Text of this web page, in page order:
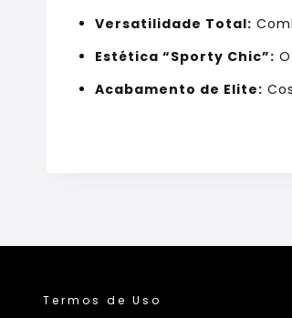
Versatilidade Total:
Estética “Sporty Chic”:
Acabamento de Elite:
Termos de Uso